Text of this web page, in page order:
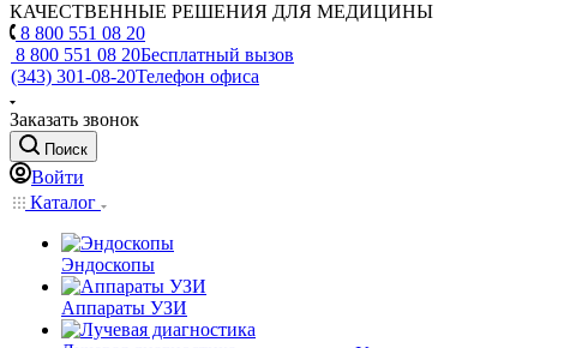
КАЧЕСТВЕННЫЕ РЕШЕНИЯ ДЛЯ МЕДИЦИНЫ
8 800 551 08 20
8 800 551 08 20Бесплатный вызов
(343) 301-08-20Телефон офиса
Заказать звонок
Поиск
Войти
Каталог
Эндоскопы
Аппараты УЗИ